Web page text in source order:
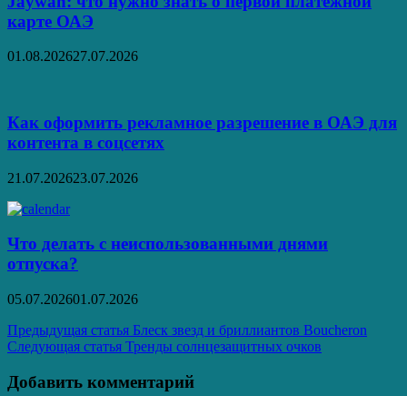
карте ОАЭ
01.08.202627.07.2026
Как оформить рекламное разрешение в ОАЭ для
контента в соцсетях
21.07.202623.07.2026
Что делать с неиспользованными днями
отпуска?
05.07.202601.07.2026
Навигация
по
записям
Предыдущая статья Блеск звезд и бриллиантов Boucheron
Следующая статья Тренды солнцезащитных очков
Добавить комментарий